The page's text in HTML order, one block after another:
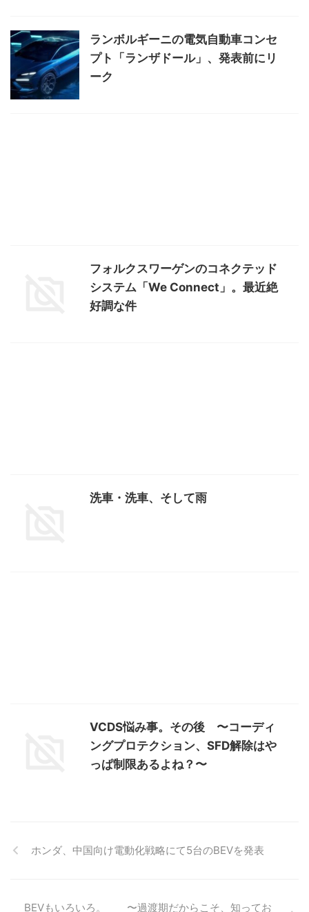
ランボルギーニの電気自動車コンセ
プト「ランザドール」、発表前にリ
ーク
フォルクスワーゲンのコネクテッド
システム「We Connect」。最近絶
好調な件
洗車・洗車、そして雨
VCDS悩み事。その後 〜コーディ
ングプロテクション、SFD解除はや
っぱ制限あるよね？〜
ホンダ、中国向け電動化戦略にて5台のBEVを発表
BEVもいろいろ。 〜過渡期だからこそ、知ってお